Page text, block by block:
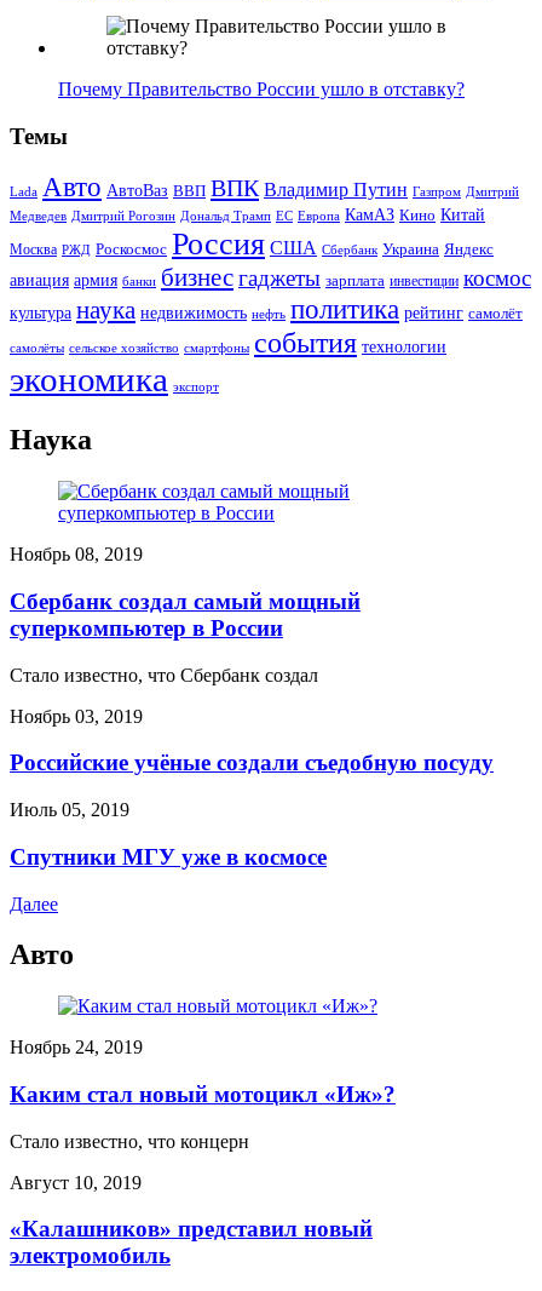
Почему Правительство России ушло в отставку?
Темы
Lada Авто АвтоВаз ВВП ВПК Владимир Путин Газпром Дмитрий
Медведев Дмитрий Рогозин Дональд Трамп ЕС Европа КамАЗ Кино Китай
Москва РЖД Роскосмос Россия США Сбербанк Украина Яндекс
авиация армия банки бизнесгаджеты зарплата инвестиции космос
культура наука недвижимость нефть политика рейтинг самолёт
самолёты сельское хозяйство смартфоны события технологии
экономика экспорт
Наука
Ноябрь 08, 2019
Сбербанк создал самый мощный
суперкомпьютер в России
Стало известно, что Сбербанк создал
Ноябрь 03, 2019
Российские учёные создали съедобную посуду
Июль 05, 2019
Спутники МГУ уже в космосе
Далее
Авто
Ноябрь 24, 2019
Каким стал новый мотоцикл «Иж»?
Стало известно, что концерн
Август 10, 2019
«Калашников» представил новый
электромобиль